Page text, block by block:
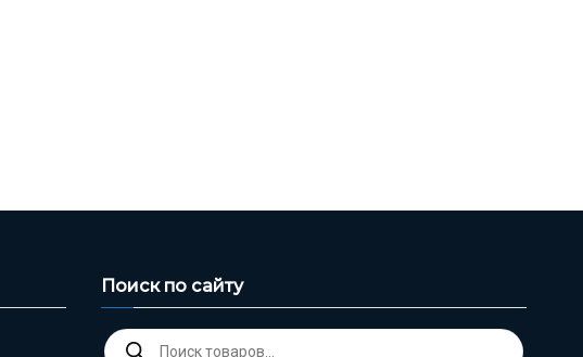
Поиск по сайту
Поиск
товаров